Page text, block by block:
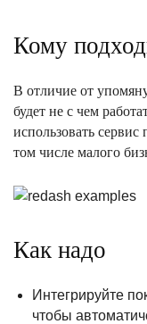
Кому
В отличие от
будет не с чем
использовать
том числе малого
Как надо
Интегрируйте
чтобы